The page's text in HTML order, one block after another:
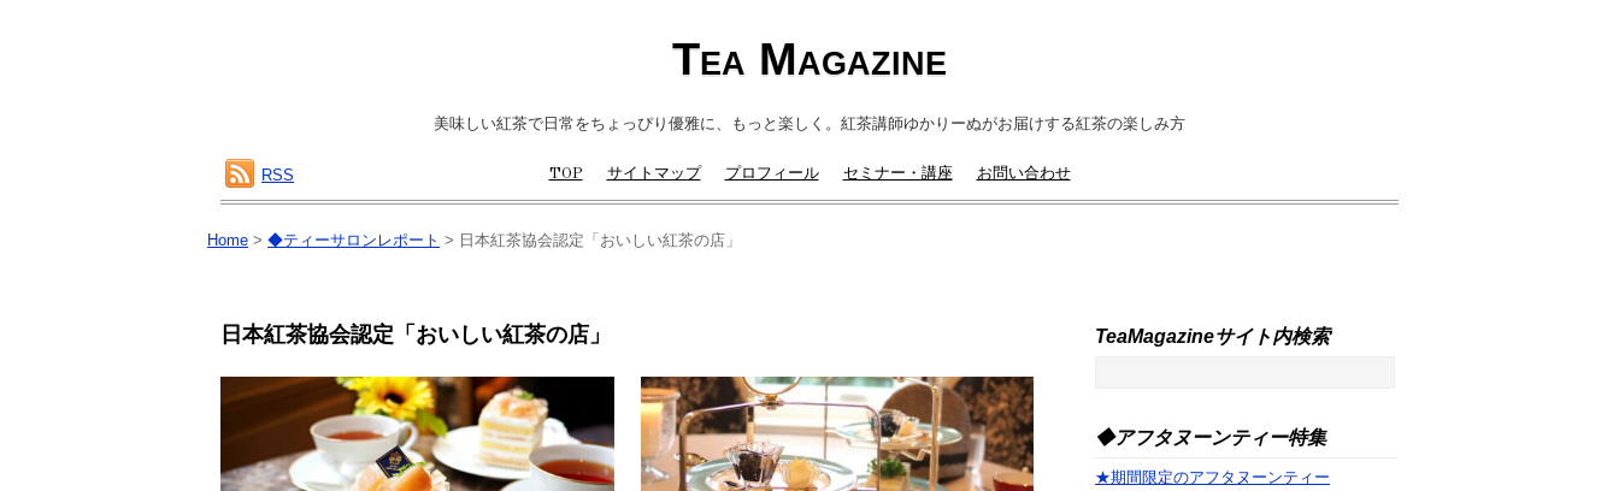
Tea Magazine
美味しい紅茶で日常をちょっぴり優雅に、もっと楽しく。紅茶講師ゆかりーぬがお届けする紅茶の楽しみ方
TOP サイトマップ プロフィール セミナー・講座 お問い合わせ
RSS
Home > ◆ティーサロンレポート > 日本紅茶協会認定「おいしい紅茶の店」
日本紅茶協会認定「おいしい紅茶の店」 TeaMagazineサイト内検索
◆アフタヌーンティー特集
★期間限定のアフタヌーンティー